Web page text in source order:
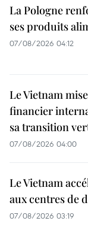
La Pologne
ses produits
07/08/2026 04:12
Le Vietnam
financier
sa transition
07/08/2026 04:00
Le Vietnam
aux centres de
07/08/2026 03:19